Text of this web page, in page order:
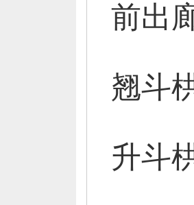
前出
翘斗
升斗